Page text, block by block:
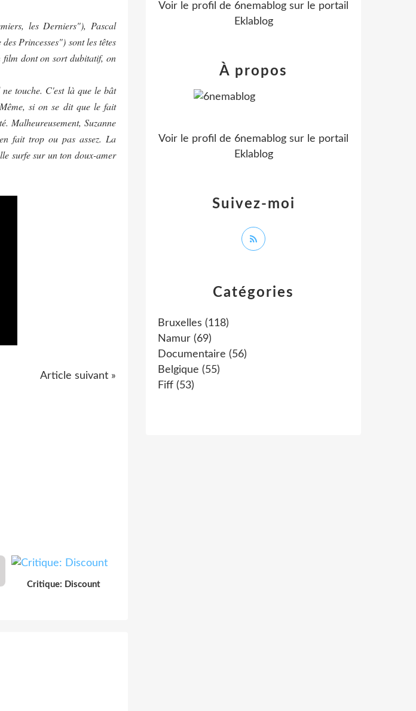
les Derniers"), Pascal
Princesses") sont les têtes
dont on sort dubitatif, on
touche. C'est là que le bât
si on se dit que le fait
Malheureusement, Suzanne
fait trop ou pas assez. La
surfe sur un ton doux-amer
Article suivant »
Critique: Discount
Catégories
Bruxelles (118)
Namur (69)
Documentaire (56)
Belgique (55)
Fiff (53)
Voir le profil de 6nemablog sur le portail
Eklablog
Suivez-moi
À propos
Voir le profil de 6nemablog sur le portail
Eklablog